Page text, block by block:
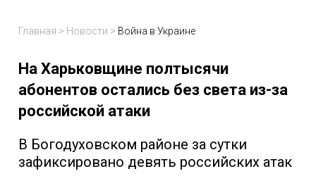
Главная > Новости > Война в Украине
На Харьковщине полтысячи
абонентов остались без света из-за
российской атаки
В Богодуховском районе за сутки
зафиксировано девять российских атак